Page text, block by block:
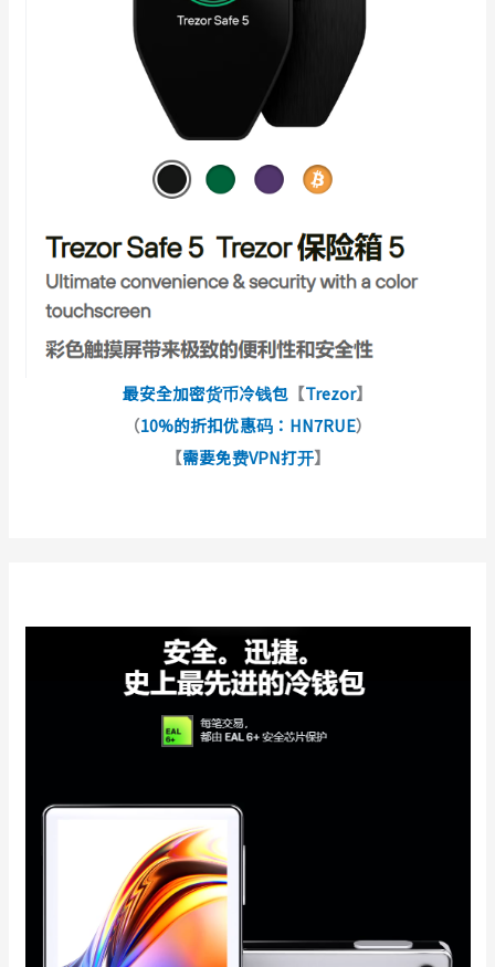
最安全加密货币冷钱包 【Trezor】
（10%的折扣优惠码：HN7RUE）
【需要免费VPN打开】